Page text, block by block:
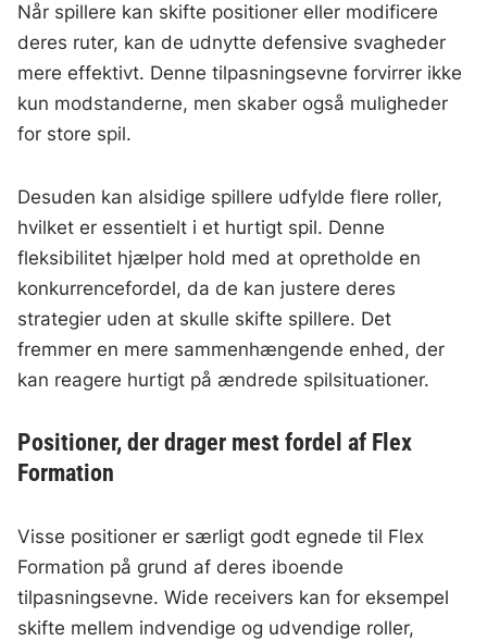
Når spillere kan skifte positioner eller modificere
deres ruter, kan de udnytte defensive svagheder
mere effektivt. Denne tilpasningsevne forvirrer ikke
kun modstanderne, men skaber også muligheder
for store spil.
Desuden kan alsidige spillere udfylde flere roller,
hvilket er essentielt i et hurtigt spil. Denne
fleksibilitet hjælper hold med at opretholde en
konkurrencefordel, da de kan justere deres
strategier uden at skulle skifte spillere. Det
fremmer en mere sammenhængende enhed, der
kan reagere hurtigt på ændrede spilsituationer.
Positioner, der drager mest fordel af Flex
Formation
Visse positioner er særligt godt egnede til Flex
Formation på grund af deres iboende
tilpasningsevne. Wide receivers kan for eksempel
skifte mellem indvendige og udvendige roller,